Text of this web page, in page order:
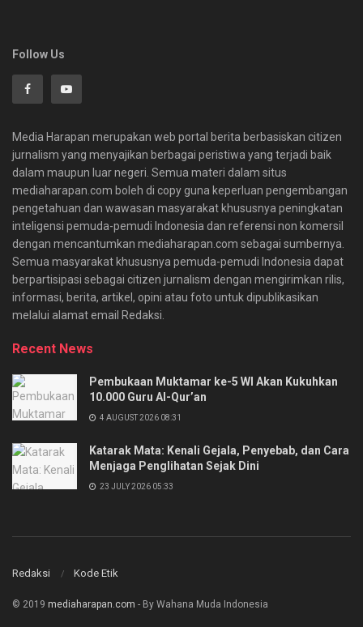
Follow Us
Media Harapan merupakan web portal berita berbasiskan citizen
jurnalism yang menyajikan berbagai peristiwa yang terjadi baik
dalam maupun luar negeri. Semua materi dalam situs
mediaharapan.com boleh di copy guna keperluan pengembangan
pengetahuan dan wawasan masyarakat khususnya peningkatan
inteligensi pemuda-pemudi Indonesia dan referensi non komersil
dengan mencantumkan mediaharapan.com sebagai sumbernya.
Semua masyarakat khususnya pemuda-pemudi Indonesia dapat
berpartisipasi sebagai citizen jurnalism dengan mengirimkan rilis,
informasi, berita, artikel, opini atau foto untuk dipublikasikan
melalui alamat email Redaksi.
Recent News
Pembukaan Muktamar ke-5 WI Akan Kukuhkan
10.000 Guru Al-Qur’an
4 AUGUST 2026 08:31
Katarak Mata: Kenali Gejala, Penyebab, dan Cara
Menjaga Penglihatan Sejak Dini
23 JULY 2026 05:33
Redaksi Kode Etik
© 2019 mediaharapan.com - By Wahana Muda Indonesia